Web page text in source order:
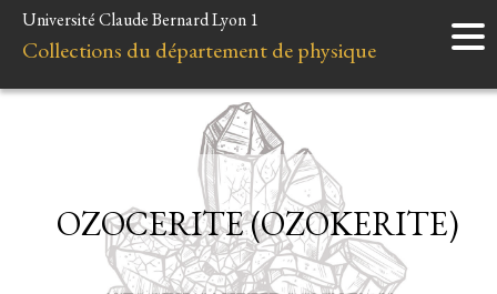
Accueil
Instruments
Liens et ressources
Université Claude Bernard Lyon 1
Collections du département de physique
OZOCERITE (OZOKERITE)